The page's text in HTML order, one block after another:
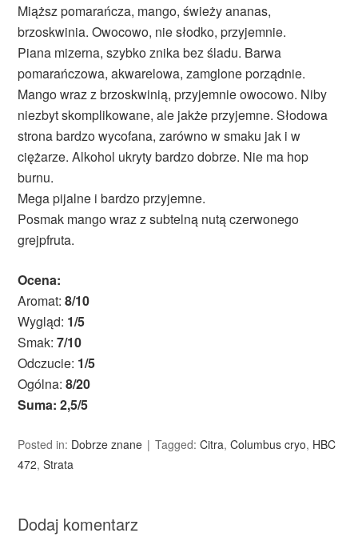
Miąższ pomarańcza, mango, świeży ananas,
brzoskwinia. Owocowo, nie słodko, przyjemnie.
Piana mizerna, szybko znika bez śladu. Barwa
pomarańczowa, akwarelowa, zamglone porządnie.
Mango wraz z brzoskwinią, przyjemnie owocowo. Niby
niezbyt skomplikowane, ale jakże przyjemne. Słodowa
strona bardzo wycofana, zarówno w smaku jak i w
ciężarze. Alkohol ukryty bardzo dobrze. Nie ma hop
burnu.
Mega pijalne i bardzo przyjemne.
Posmak mango wraz z subtelną nutą czerwonego
grejpfruta.
Ocena:
Aromat:8/10
Wygląd: 1/5
Smak:7/10
Odczucie: 1/5
Ogólna:8/20
Suma: 2,5/5
Posted in: Dobrze znane Tagged:Citra,Columbus cryo, HBC
472,Strata
Dodaj komentarz